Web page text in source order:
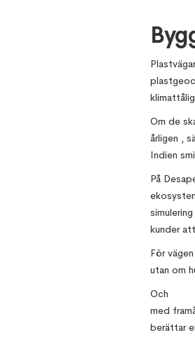
Om de
årligen ,
Indien
På
kunder
För
utan om
Och
med
berättar